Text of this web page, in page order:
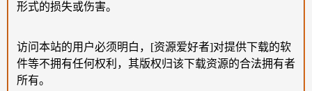
形式的损失或伤害。
访问本站的用户必须明白，[资源爱好者]对提供下载的软
件等不拥有任何权利，其版权归该下载资源的合法拥有者
所有。